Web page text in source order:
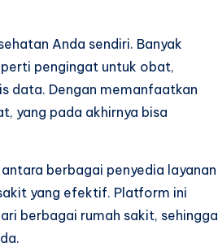
Anda sendiri. Banyak
pengingat untuk obat,
data. Dengan memanfaatkan
yang pada akhirnya bisa
berbagai penyedia layanan
yang efektif. Platform ini
berbagai rumah sakit, sehingga